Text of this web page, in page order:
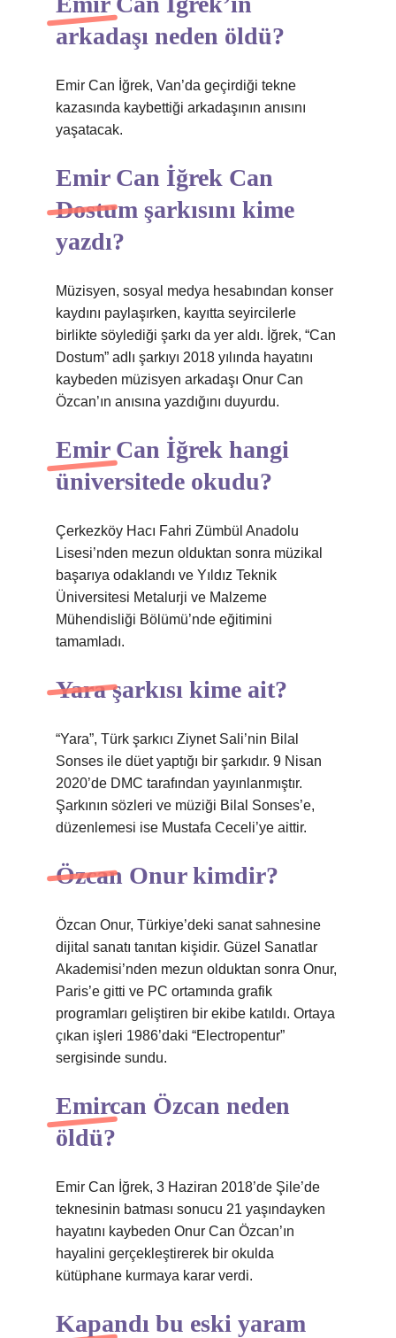
arkadaşı neden öldü?
Emir Can İğrek, Van’da geçirdiği tekne
kazasında kaybettiği arkadaşının anısını
yaşatacak.
Emir Can İğrek Can
Dostum şarkısını kime
yazdı?
Müzisyen, sosyal medya hesabından konser
kaydını paylaşırken, kayıtta seyircilerle
birlikte söylediği şarkı da yer aldı. İğrek, “Can
Dostum” adlı şarkıyı 2018 yılında hayatını
kaybeden müzisyen arkadaşı Onur Can
Özcan’ın anısına yazdığını duyurdu.
Emir Can İğrek hangi
üniversitede okudu?
Çerkezköy Hacı Fahri Zümbül Anadolu
Lisesi’nden mezun olduktan sonra müzikal
başarıya odaklandı ve Yıldız Teknik
Üniversitesi Metalurji ve Malzeme
Mühendisliği Bölümü’nde eğitimini
tamamladı.
Yara şarkısı kime ait?
“Yara”, Türk şarkıcı Ziynet Sali’nin Bilal
Sonses ile düet yaptığı bir şarkıdır. 9 Nisan
2020’de DMC tarafından yayınlanmıştır.
Şarkının sözleri ve müziği Bilal Sonses’e,
düzenlemesi ise Mustafa Ceceli’ye aittir.
Özcan Onur kimdir?
Özcan Onur, Türkiye’deki sanat sahnesine
dijital sanatı tanıtan kişidir. Güzel Sanatlar
Akademisi’nden mezun olduktan sonra Onur,
Paris’e gitti ve PC ortamında grafik
programları geliştiren bir ekibe katıldı. Ortaya
çıkan işleri 1986’daki “Electropentur”
sergisinde sundu.
Emircan Özcan neden
öldü?
Emir Can İğrek, 3 Haziran 2018’de Şile’de
teknesinin batması sonucu 21 yaşındayken
hayatını kaybeden Onur Can Özcan’ın
hayalini gerçekleştirerek bir okulda
kütüphane kurmaya karar verdi.
Kapandı bu eski yaram